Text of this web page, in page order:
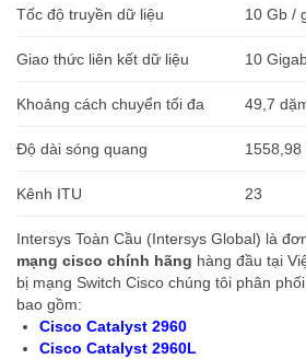
Tốc độ truyền dữ liệu 10 Gb /
Giao thức liên kết dữ liệu 10
Khoảng cách chuyển tối đa 49,7
Độ dài sóng quang 1558,98
Kênh ITU 23
Intersys Toàn Cầu (Intersys Global) là
mạng cisco chính hãng hàng đầu tại
bị mạng Switch Cisco chúng tôi phân
bao gồm:
Cisco Catalyst 2960
Cisco Catalyst 2960L